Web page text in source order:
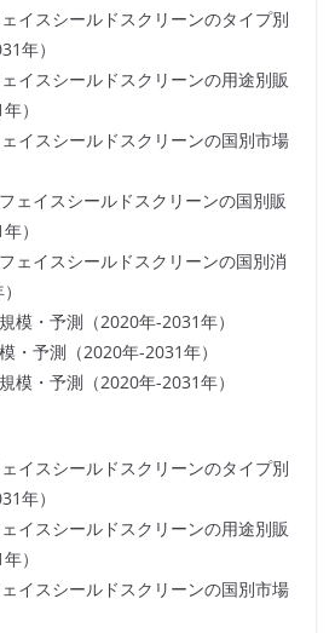
イスシールドスクリーンのタイプ別
年）
イスシールドスクリーンの用途別販
）
イスシールドスクリーンの国別市場
ェイスシールドスクリーンの国別販
）
ェイスシールドスクリーンの国別消
模・予測（2020年-2031年）
・予測（2020年-2031年）
模・予測（2020年-2031年）
イスシールドスクリーンのタイプ別
年）
イスシールドスクリーンの用途別販
）
イスシールドスクリーンの国別市場